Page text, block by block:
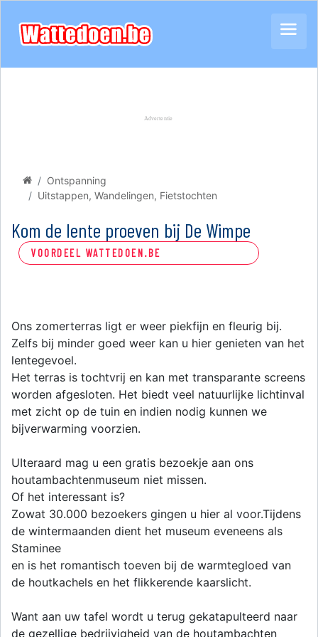
Ontspanning
Uitstappen, Wandelingen, Fietstochten
Kom de lente proeven bij De Wimpe
VOORDEEL WATTEDOEN.BE
Ons zomerterras ligt er weer piekfijn en fleurig bij.
Zelfs bij minder goed weer kan u hier genieten van het
lentegevoel.
Het terras is tochtvrij en kan met transparante screens
worden afgesloten. Het biedt veel natuurlijke lichtinval
met zicht op de tuin en indien nodig kunnen we
bijverwarming voorzien.
UIteraard mag u een gratis bezoekje aan ons
houtambachtenmuseum niet missen.
Of het interessant is?
Zowat 30.000 bezoekers gingen u hier al voor.Tijdens
de wintermaanden dient het museum eveneens als
Staminee
en is het romantisch toeven bij de warmtegloed van
de houtkachels en het flikkerende kaarslicht.
Want aan uw tafel wordt u terug gekatapulteerd naar
de gezellige bedrijvigheid van de houtambachten